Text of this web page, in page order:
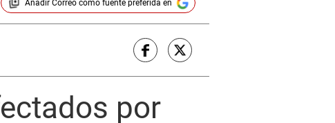
Añadir Correocomo fuente preferida en
por